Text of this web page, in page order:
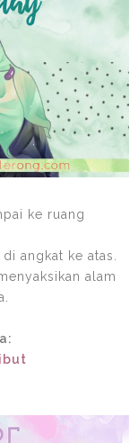
ke ruang
angkat ke atas.
alam